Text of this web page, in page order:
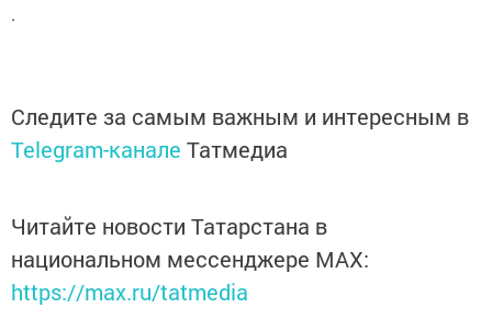
.
Следите за самым важным и интересным в
Telegram-канале Татмедиа
Читайте новости Татарстана в
национальном мессенджере MАХ:
https://max.ru/tatmedia